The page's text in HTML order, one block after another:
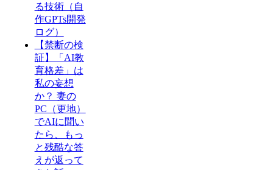
る技術（自
作GPTs開発
ログ）
【禁断の検
証】「AI教
育格差」は
私の妄想
か？ 妻の
PC（更地）
でAIに聞い
たら、もっ
と残酷な答
えが返って